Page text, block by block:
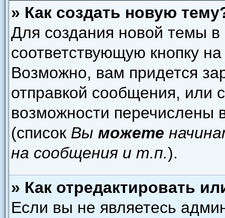
» Как создать новую
Для создания новой темы
соответствующую кнопку
Возможно, вам придется
отправкой сообщения, или
возможности перечислены
(список Вы можете
на сообщения и т.п.).
» Как отредактировать
Если вы не являетесь